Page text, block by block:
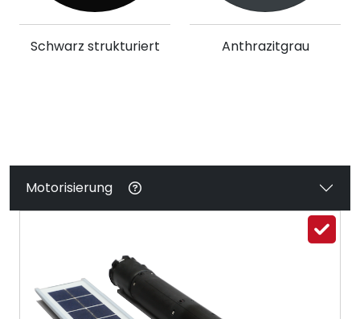
Schwarz strukturiert Anthrazitgrau
Motorisierung